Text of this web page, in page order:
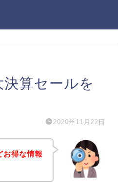
算セールを
2020年11月22日
お得な情報